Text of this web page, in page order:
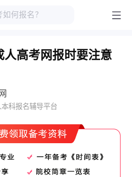
人高考网报时要注意
科报名辅导平台